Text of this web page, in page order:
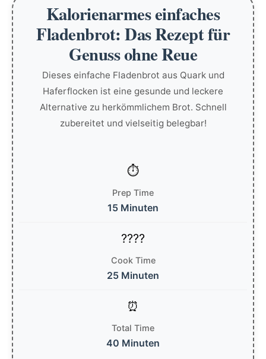
Kalorienarmes einfaches
Fladenbrot: Das Rezept für
Genuss ohne Reue
Dieses einfache Fladenbrot aus Quark und
Haferflocken ist eine gesunde und leckere
Alternative zu herkömmlichem Brot. Schnell
zubereitet und vielseitig belegbar!
Prep Time
15 Minuten
Cook Time
25 Minuten
Total Time
40 Minuten